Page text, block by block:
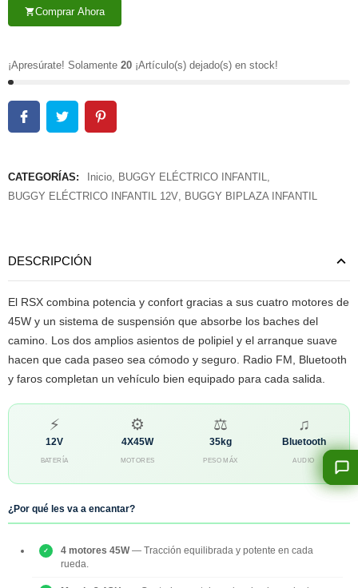
shopping_cartComprar Ahora
¡Apresúrate! Solamente 20 ¡Artículo(s) dejado(s) en stock!
CATEGORÍAS: Inicio BUGGY ELÉCTRICO INFANTIL
BUGGY ELÉCTRICO INFANTIL 12V BUGGY BIPLAZA INFANTIL
DESCRIPCIÓN
El RSX combina potencia y confort gracias a sus cuatro motores de
45W y un sistema de suspensión que absorbe los baches del
camino. Los dos amplios asientos de polipiel y el arranque suave
hacen que cada paseo sea cómodo y seguro. Radio FM, Bluetooth
y faros completan un vehículo bien equipado para cada salida.
⚡
12V
BATERÍA
⚙
4X45W
MOTORES
⚖
35kg
PESO MÁX
♫
Bluetooth
AUDIO
¿Por qué les va a encantar?
4 motores 45W— Tracción equilibrada y potente en cada
rueda.